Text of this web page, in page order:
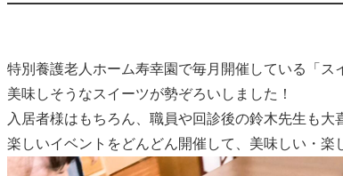
イ
キ
ン
グ
特別養護老人ホーム寿幸園で毎月開催している「ス
美味しそうなスイーツが勢ぞろいしました！
入居者様はもちろん、職員や回診後の鈴木先生も大
楽しいイベントをどんどん開催して、美味しい・楽